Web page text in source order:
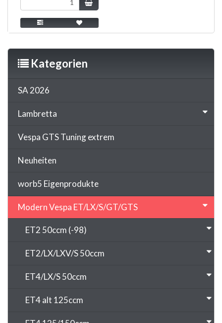
Kategorien
SA 2026
Lambretta
Vespa GTS Tuning extrem
Neuheiten
worb5 Eigenprodukte
Modern Vespa ET/LX/S/GT/GTS
ET2 50ccm (-98)
ET2/LX/LXV/S 50ccm
ET4/LX/S 50ccm
ET4 alt 125ccm